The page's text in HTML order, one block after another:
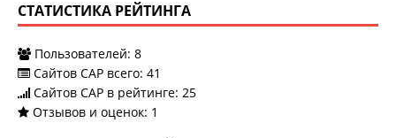
СТАТИСТИКА РЕЙТИНГА
Пользователей: 8
Сайтов САР всего: 41
Сайтов САР в рейтинге: 25
Отзывов и оценок: 1